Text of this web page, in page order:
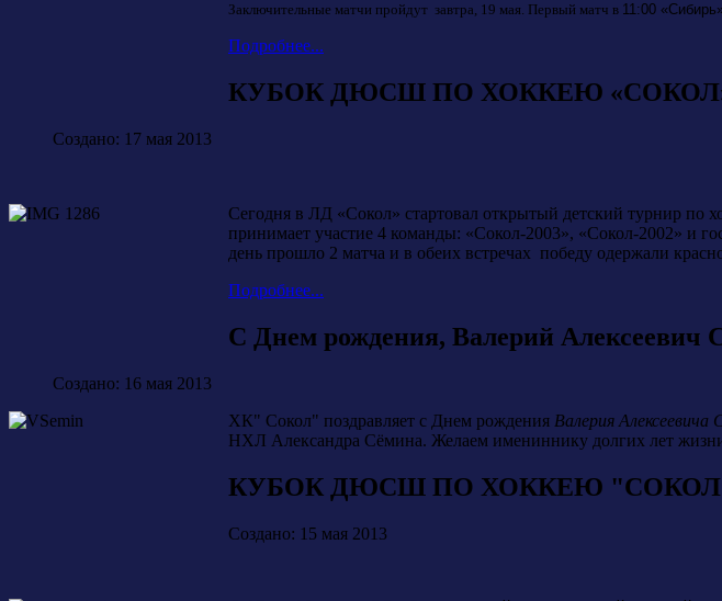
Заключительные матчи пройдут завтра, 19 мая. Первый матч в 11:00
Подробнее...
КУБОК ДЮСШ ПО ХОККЕЮ «СОКОЛ».
Создано: 17 мая 2013
Сегодня в ЛД «Сокол» стартовал открытый детский
принимает участие 4 команды: «Сокол-2003», «Сокол-2002» и
день прошло 2 матча и в обеих встречах победу одержали
Подробнее...
С Днем рождения, Валерий Алексеевич
Создано: 16 мая 2013
ХК" Сокол" поздравляет с Днем рождения Валерия Алексеевича
НХЛ Александра Сёмина. Желаем имениннику долгих лет
КУБОК ДЮСШ ПО ХОККЕЮ
Создано: 15 мая 2013